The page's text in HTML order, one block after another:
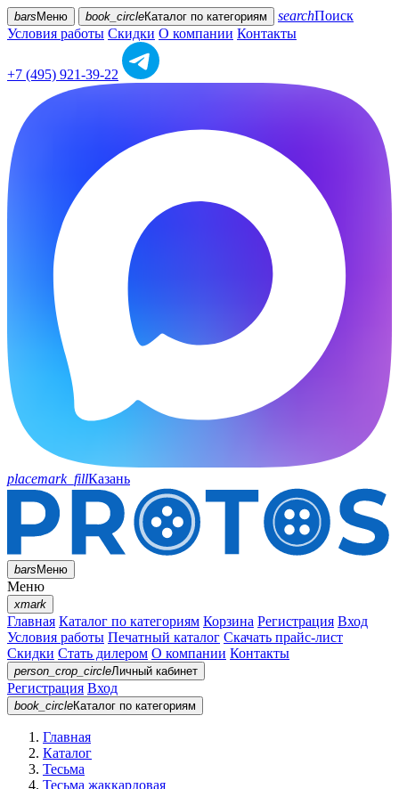
bars Меню book_circleКаталог по категориям searchПоиск
Условия работы Скидки О компании Контакты
+7 (495) 921-39-22
placemark_fillКазань
barsМеню
Меню
xmark
Главная Каталог по категориям Корзина Регистрация Вход
Условия работы Печатный каталог Скачать прайс-лист
Скидки Стать дилером О компании Контакты
person_crop_circleЛичный кабинет
Регистрация Вход
book_circleКаталог по категориям
Главная
Каталог
Тесьма
Тесьма жаккардовая